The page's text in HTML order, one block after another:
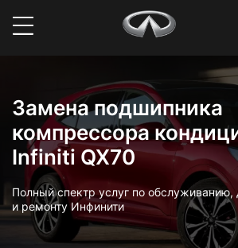
Замена подшипника
компрессора
Infiniti QX70
Полный спектр услуг по обслуживанию,
и ремонту Инфинити